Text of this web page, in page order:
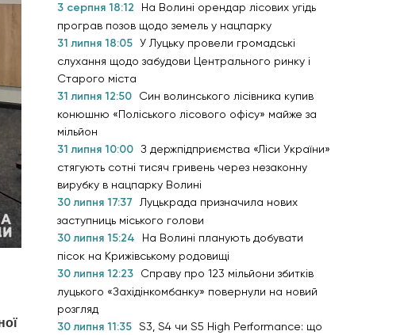
3 серпня 18:12
На Волині орендар лісових угідь
програв позов щодо земель у нацпарку
31 липня 18:05 У Луцьку провели громадські
слухання щодо забудови Центрального ринку і
Старого міста
31 липня 12:50
Син волинського лісівника купив
конюшню «Поліського лісового офісу» майже за
мільйон
31 липня 10:00 З держпідприємства «Ліси України»
стягують сотні тисяч гривень через незаконну
вирубку в нацпарку Волині
30 липня 17:37
Луцькрада призначила нових
заступниць міського голови
30 липня 15:24
На Волині планують добувати
пісок на Крижівському родовищі
30 липня 12:23
Справу про 123 мільйони збитків
луцького «Західінкомбанку» повернули на новий
розгляд
30 липня 11:35 S3, S4 чи S5 High Performance: що